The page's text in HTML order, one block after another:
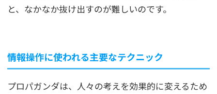
と、なかなか抜け出すのが難しいのです。
情報操作に使われる主要なテクニック
プロパガンダは、人々の考えを効果的に変えるため